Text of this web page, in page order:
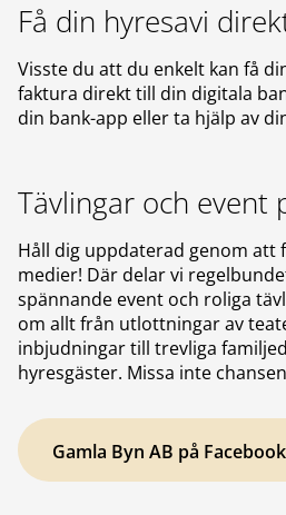
Få din hyresavi
Visste du att du enkelt kan få
faktura direkt till din digitala
din bank-app eller ta hjälp av
Tävlingar och event
Håll dig uppdaterad genom att
medier! Där delar vi
spännande event och roliga
om allt från utlottningar av
inbjudningar till trevliga
hyresgäster. Missa inte
Gamla Byn AB på Facebook